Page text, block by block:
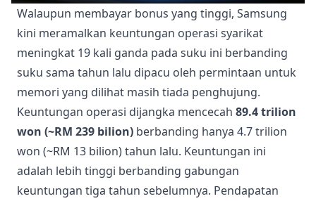
Walaupun membayar bonus yang tinggi, Samsung
kini meramalkan keuntungan operasi syarikat
meningkat 19 kali ganda pada suku ini berbanding
suku sama tahun lalu dipacu oleh permintaan untuk
memori yang dilihat masih tiada penghujung.
Keuntungan operasi dijangka mencecah 89.4 trilion
won (~RM 239 bilion) berbanding hanya 4.7 trilion
won (~RM 13 bilion) tahun lalu. Keuntungan ini
adalah lebih tinggi berbanding gabungan
keuntungan tiga tahun sebelumnya. Pendapatan